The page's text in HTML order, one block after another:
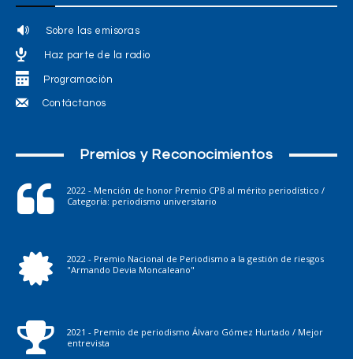
Sobre las emisoras
Haz parte de la radio
Programación
Contáctanos
Premios y Reconocimientos
2022 - Mención de honor Premio CPB al mérito periodístico /
Categoría: periodismo universitario
2022 - Premio Nacional de Periodismo a la gestión de riesgos
"Armando Devia Moncaleano"
2021 - Premio de periodismo Álvaro Gómez Hurtado / Mejor
entrevista